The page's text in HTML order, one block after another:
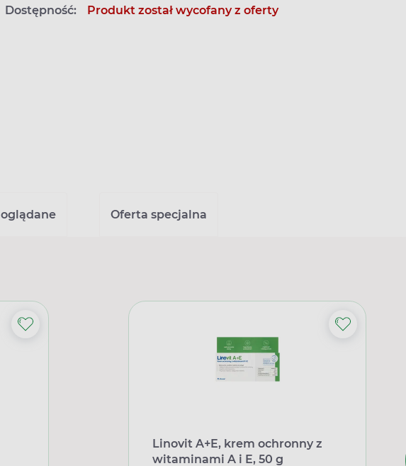
Dostępność: Produkt został wycofany z oferty
Oferta specjalna
Linovit A+E, krem ochronny z
witaminami A i E, 50 g